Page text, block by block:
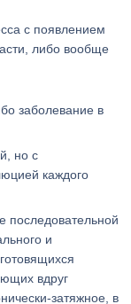
с появлением
либо вообще
заболевание в
но с
каждого
последовательной
и
вдруг
затяжное, в